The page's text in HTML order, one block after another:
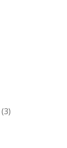
(3)